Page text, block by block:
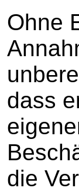
Ohne
dass
die